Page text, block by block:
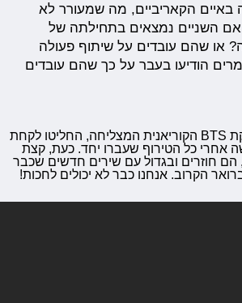
באיים הקאריביים, מה שמעורר לא
השניים נמצאים בתחילתה של
או שהם עובדים על שיתוף פעולה
הודיעו בעבר על כך שהם עובדים
באוגוסט האחרון, להקת BTS הקוריאנית המצליחה, החליטו לקחת
אחרי כל הטירוף שעברו יחד. כעת, קצת
הם חוזרים ובגדול עם שירים חדשים שכבר